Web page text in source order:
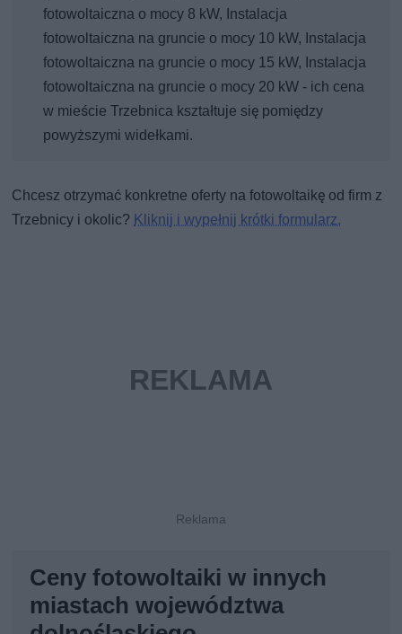
fotowoltaiczna o mocy 8 kW, Instalacja
fotowoltaiczna na gruncie o mocy 10 kW, Instalacja
fotowoltaiczna na gruncie o mocy 15 kW, Instalacja
fotowoltaiczna na gruncie o mocy 20 kW - ich cena
w mieście Trzebnica kształtuje się pomiędzy
powyższymi widełkami.
Chcesz otrzymać konkretne oferty na fotowoltaikę od firm z
Trzebnicy i okolic? Kliknij i wypełnij krótki formularz.
Ceny fotowoltaiki w innych
miastach województwa